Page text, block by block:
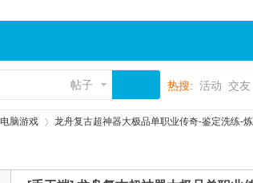
帖子 热搜: 活动 交友
电脑游戏 龙舟复古超神器大极品单职业传奇-鉴定洗练-